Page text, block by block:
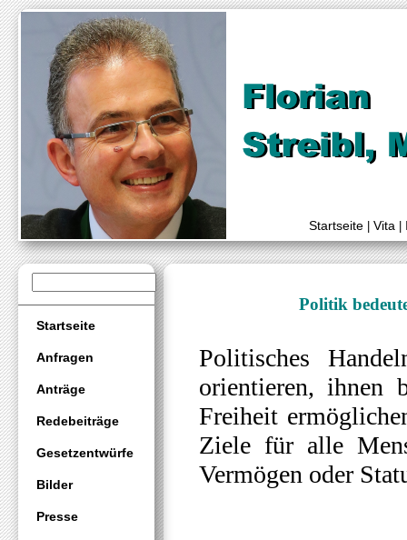
Startseite Vita
Politik
Politisches
orientieren, ihnen
Freiheit
Ziele für alle
Vermögen oder
Startseite
Anfragen
Anträge
Redebeiträge
Gesetzentwürfe
Bilder
Presse